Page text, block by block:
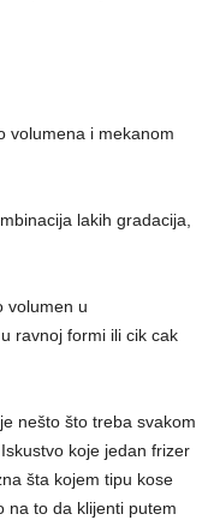
volumena i mekanom
lakih gradacija,
volumen u
ravnoj formi ili cik cak
nešto što treba svakom
koje jedan frizer
šta kojem tipu kose
na to da klijenti putem